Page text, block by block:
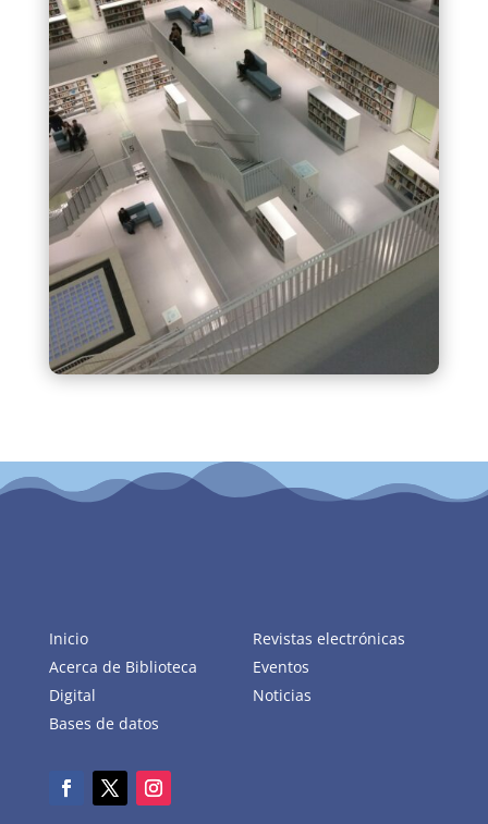
Inicio
Acerca de Biblioteca
Digital
Bases de datos
Revistas electrónicas
Eventos
Noticias